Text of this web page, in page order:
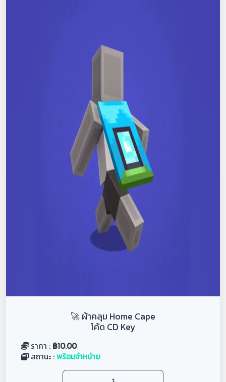
🚀 ผ้าคลุม Home Cape
โค้ด CD Key
ราคา : ฿10.00
สถานะ :พร้อมจำหน่าย